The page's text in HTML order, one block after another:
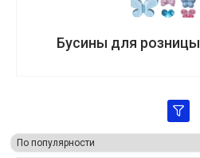
Бусины для розницы